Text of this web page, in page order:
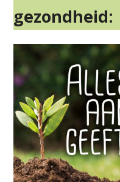
gezondheid: